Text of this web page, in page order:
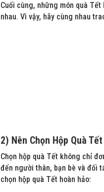
Cuối cùng, những món quà
nhau. Vì vậy, hãy cùng nhau
2) Nên Chọn Hộp Quà
Chọn hộp quà Tết không chỉ
đến người thân, bạn bè và đối
chọn hộp quà Tết hoàn hảo: